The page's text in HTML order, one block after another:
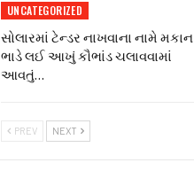
UNCATEGORIZED
સોલારમાં ટેન્ડર નાખવાના નામે મકાન
ભાડે લઈ આખું કૌભાંડ ચલાવવામાં
આવતું…
PREV NEXT